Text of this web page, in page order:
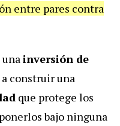
entre pares contra
inversión de
construir una
que protege los
bajo ninguna